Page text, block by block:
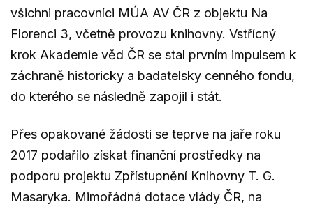
všichni pracovníci MÚA AV ČR z objektu Na
Florenci 3, včetně provozu knihovny. Vstřícný
krok Akademie věd ČR se stal prvním impulsem k
záchraně historicky a badatelsky cenného fondu,
do kterého se následně zapojil i stát.
Přes opakované žádosti se teprve na jaře roku
2017 podařilo získat finanční prostředky na
podporu projektu Zpřístupnění Knihovny T. G.
Masaryka. Mimořádná dotace vlády ČR, na